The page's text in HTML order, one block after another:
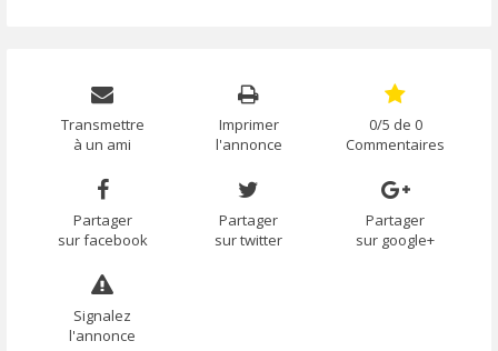
Transmettre
à un ami
Imprimer
l'annonce
0/5 de 0
Commentaires
Partager
sur facebook
Partager
sur twitter
Partager
sur google+
Signalez
l'annonce